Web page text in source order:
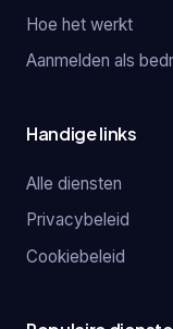
Hoe het werkt
Aanmelden als
Handige links
Alle diensten
Privacybeleid
Cookiebeleid